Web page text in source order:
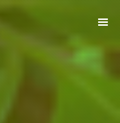
ACCUEIL
À PROPOS
GAMMES
CERTIFICATIONS
RECETTES
ACTUALITÉS
CONTACT